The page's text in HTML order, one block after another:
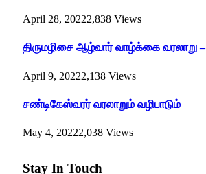
April 28, 20222,838 Views
திருமழிசை ஆழ்வார் வாழ்க்கை வரலாறு –
April 9, 20222,138 Views
சண்டிகேஸ்வரர் வரலாறும் வழிபாடும்
May 4, 20222,038 Views
Stay In Touch